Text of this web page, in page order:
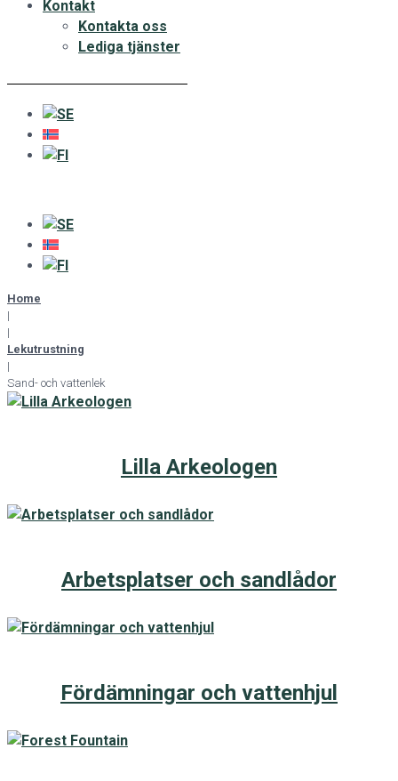
Kontakt
Kontakta oss
Lediga tjänster
Home
|
|
Lekutrustning
|
Sand- och vattenlek
Lilla Arkeologen
Arbetsplatser och sandlådor
Fördämningar och vattenhjul